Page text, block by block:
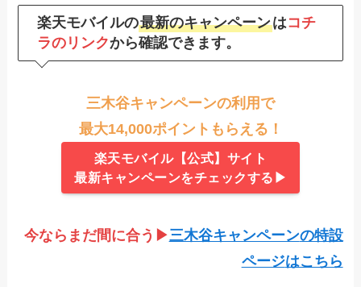
楽天モバイルの最新のキャンペーンはコチ
ラのリンクから確認できます。
三木谷キャンペーンの利用で
最大14,000ポイントもらえる！
楽天モバイル【公式】サイト
最新キャンペーンをチェックする▶
今ならまだ間に合う▶三木谷キャンペーンの特設
ページはこちら